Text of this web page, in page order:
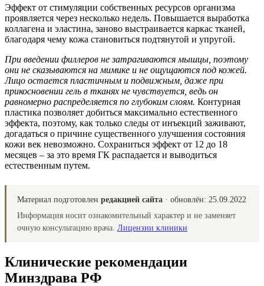
Эффект от стимуляции собственных ресурсов организма
проявляется через несколько недель. Повышается выработка
коллагена и эластина, заново выстраивается каркас тканей,
благодаря чему кожа становиться подтянутой и упругой.
При введении филлеров не затрагиваются мышцы, поэтому
они не сказываются на мимике и не ощущаются под кожей.
Лицо остается пластичным и подвижным, даже при
прикосновении гель в тканях не чувствуется, ведь он
равномерно распределяется по глубоким слоям. Контурная
пластика позволяет добиться максимально естественного
эффекта, поэтому, как только следы от инъекций заживают,
догадаться о причине существенного улучшения состояния
кожи век невозможно. Сохраниться эффект от 12 до 18
месяцев – за это время ГК распадается и выводиться
естественным путем.
Материал подготовлен редакцией сайта · обновлён: 25.09.2022
Информация носит ознакомительный характер и не заменяет
очную консультацию врача. Лицензии клиники
Клинические рекомендации
Минздрава РФ